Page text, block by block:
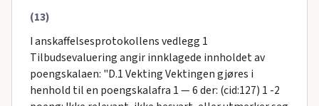
(13)
I anskaffelsesprotokollens vedlegg 1
Tilbudsevaluering angir innklagede innholdet av
poengskalaen: "D.1 Vekting Vektingen gjøres i
henhold til en poengskalafra 1 — 6 der: (cid:127) 1 -2